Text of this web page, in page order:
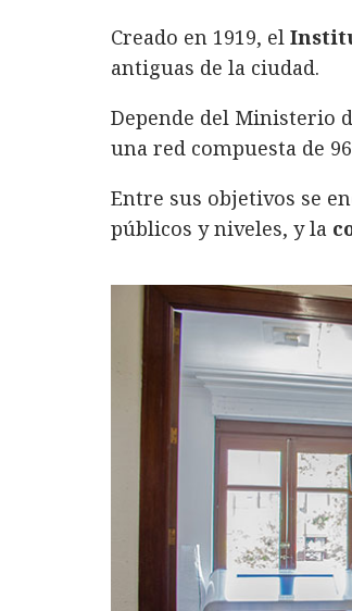
c
e
b
o
o
k
it
te
r
n
k
e
d
I
n
at
s
A
p
p
Creado en 1919, el
antiguas de la ciudad.
Depende del Ministerio
una red compuesta de
Entre sus objetivos se
públicos y niveles, y la